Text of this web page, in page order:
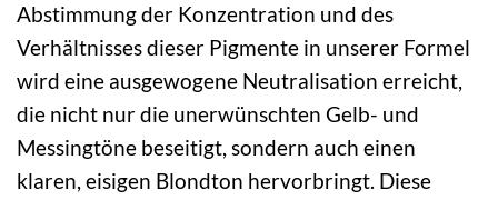
Abstimmung der Konzentration und des
Verhältnisses dieser Pigmente in unserer Formel
wird eine ausgewogene Neutralisation erreicht,
die nicht nur die unerwünschten Gelb- und
Messingtöne beseitigt, sondern auch einen
klaren, eisigen Blondton hervorbringt. Diese